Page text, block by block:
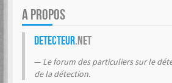
A PROPOS
Detecteur.net
Le forum des particuliers sur le
de la détection.